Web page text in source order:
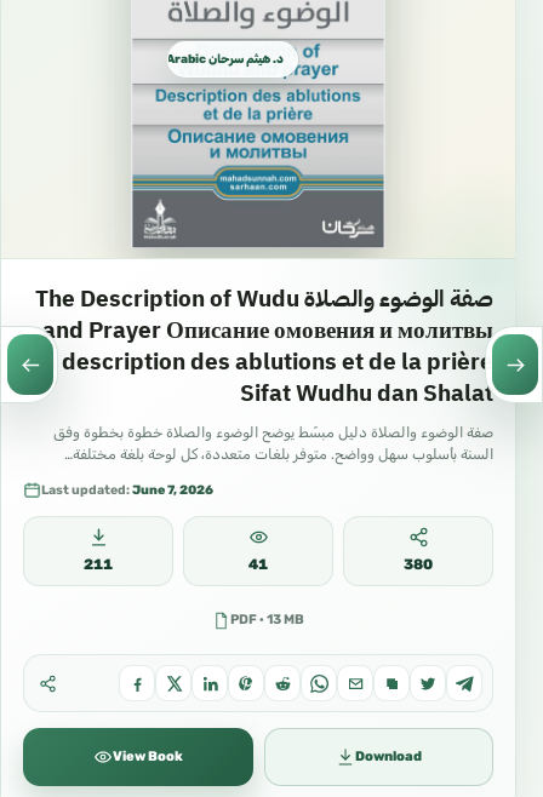
د. هيثم سرحان Arabic العربية
صفة الوضوء والصلاة The Description of Wudu
and Prayer Описание омовения и молитвы
La description des ablutions et de la prière
Sifat Wudhu dan Shalat
صفة الوضوء والصلاة دليل مبسّط يوضح الوضوء والصلاة خطوة بخطوة وفق
السنة بأسلوب سهل وواضح. متوفر بلغات متعددة، كل لوحة بلغة مختلفة…
Last updated:June 7, 2026
211 41 380
PDF · 13 MB
View Book Download